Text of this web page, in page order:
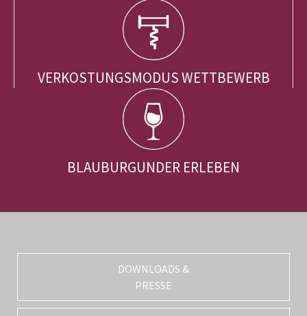
VERKOSTUNGSMODUS WETTBEWERB
BLAUBURGUNDER ERLEBEN
DOWNLOADS &
PRESSE